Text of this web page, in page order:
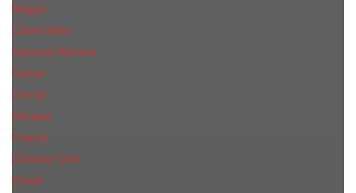
Bvlgari
Calvin Klein
Carolina Herrera
Cartier
Cerruti
Сliniquе
Chanel
Christian Dior
Creed